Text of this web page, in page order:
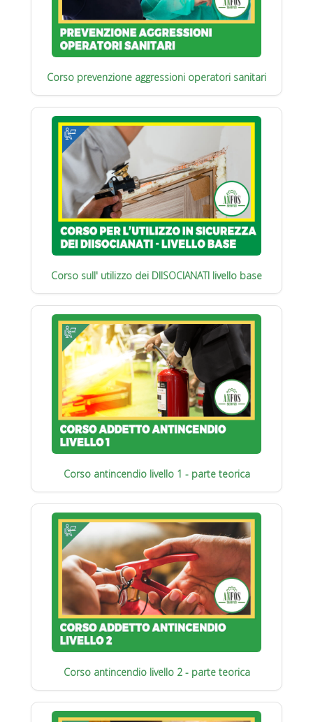
Corso prevenzione aggressioni operatori sanitari
Corso sull' utilizzo dei DIISOCIANATI livello base
Corso antincendio livello 1 - parte teorica
Corso antincendio livello 2 - parte teorica